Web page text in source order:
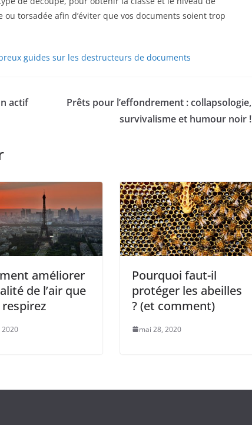
torsadée afin d’éviter que vos documents soient trop
guides sur les destructeurs de documents
actif
Prêts pour l’effondrement : collapsologie,
survivalisme et humour noir !
améliorer
de l’air que
2020
Pourquoi faut-il
protéger les abeilles
? (et comment)
mai 28, 2020